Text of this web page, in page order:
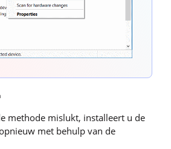
methode mislukt, installeert u de
met behulp van de